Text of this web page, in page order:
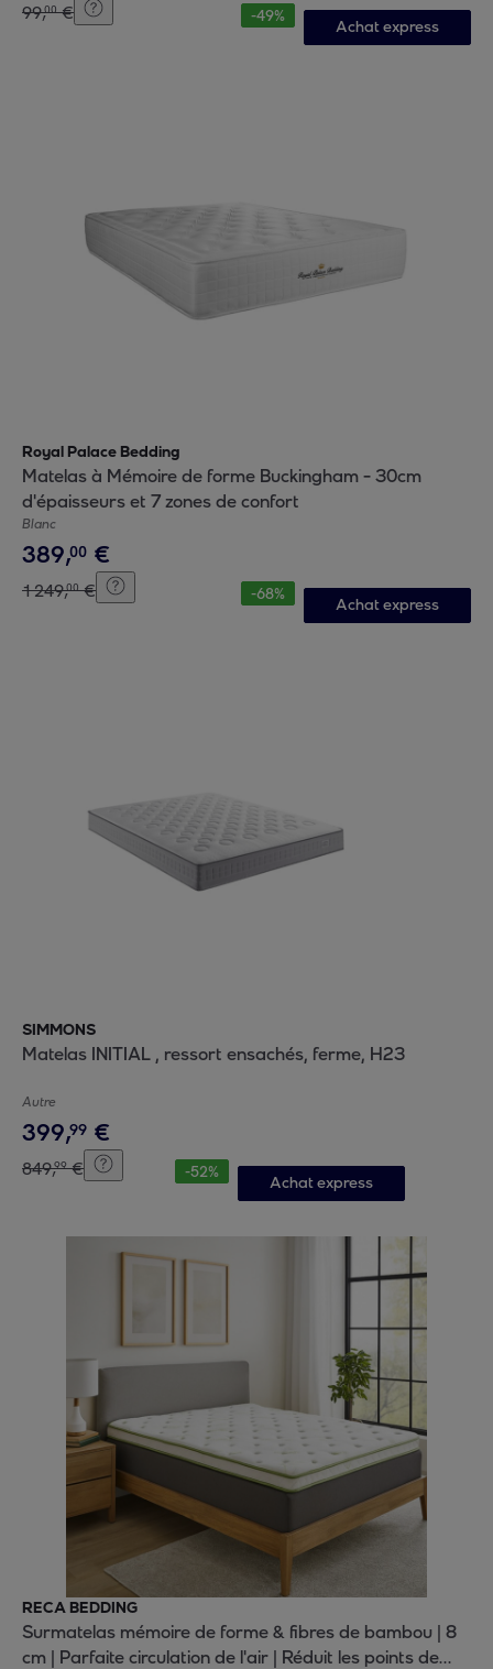
99,00 € -49%
Achat express
Royal Palace Bedding
Matelas à Mémoire de forme Buckingham - 30cm
d'épaisseurs et 7 zones de confort
Blanc
389,00 €
1249,00 € -68%
Achat express
SIMMONS
Matelas INITIAL , ressort ensachés, ferme, H23
Autre
399,99 €
849,99 € -52%
Achat express
RECA BEDDING
Surmatelas mémoire de forme & fibres de bambou | 8
cm | Parfaite circulation de l'air | Réduit les points de